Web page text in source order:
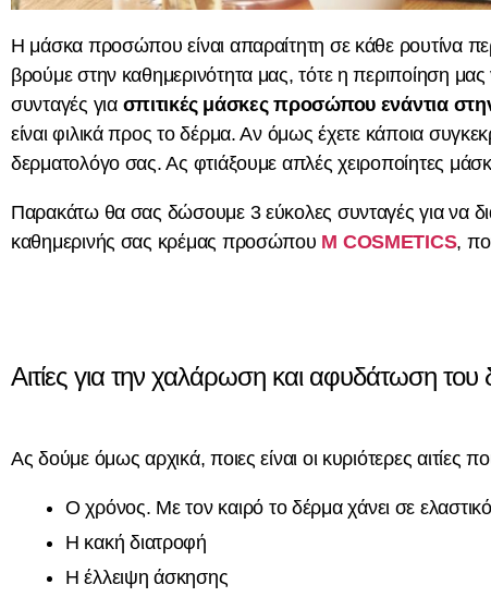
Η μάσκα προσώπου είναι απαραίτητη σε κάθε ρουτίνα
βρούμε στην καθημερινότητα μας, τότε η περιποίηση μας
συνταγές για σπιτικές μάσκες προσώπου ενάντια
είναι φιλικά προς το δέρμα. Αν όμως έχετε κάποια
δερματολόγο σας. Ας φτιάξουμε απλές χειροποίητες
Παρακάτω θα σας δώσουμε 3 εύκολες συνταγές για να
καθημερινής σας κρέμας προσώπου M COSMETICS,
Αιτίες για την χαλάρωση και αφυδάτωση του
Ας δούμε όμως αρχικά, ποιες είναι οι κυριότερες
Ο χρόνος. Με τον καιρό το δέρμα χάνει σε
Η κακή διατροφή
Η έλλειψη άσκησης